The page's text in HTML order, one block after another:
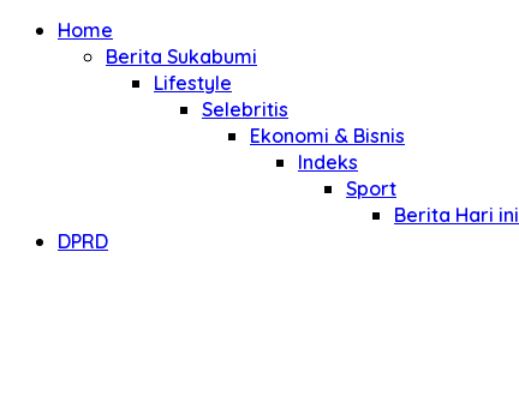
Home
Berita Sukabumi
Lifestyle
Selebritis
Ekonomi & Bisnis
Indeks
Sport
Berita Hari ini
DPRD